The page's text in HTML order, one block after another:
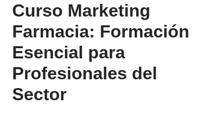
Curso Marketing
Farmacia: Formación
Esencial para
Profesionales del
Sector